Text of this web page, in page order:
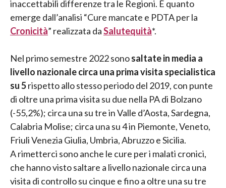
inaccettabili differenze tra le Regioni. È quanto
emerge dall’analisi “Cure mancate e PDTA per la
Cronicità” realizzata daSalutequità*.
Nel primo semestre 2022 sonosaltate in media a
livello nazionale circa una prima visita specialistica
su 5rispetto allo stesso periodo del 2019, con punte
di oltre una prima visita su due nella PA di Bolzano
(-55,2%); circa una su tre in Valle d’Aosta, Sardegna,
Calabria Molise; circa una su 4 in Piemonte, Veneto,
Friuli Venezia Giulia, Umbria, Abruzzo e Sicilia.
A rimetterci sono anche le cure per i malati cronici,
che hanno visto saltare a livello nazionale circa una
visita di controllo su cinque e fino a oltre una su tre